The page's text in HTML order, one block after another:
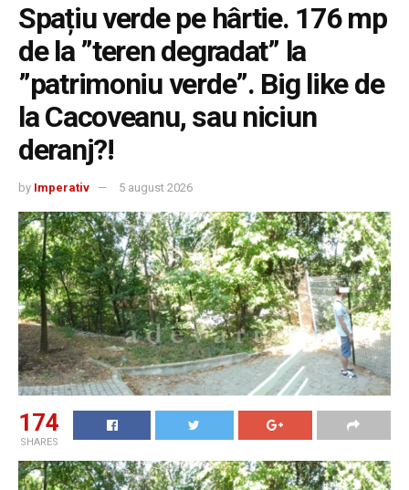
Spațiu verde pe hârtie. 176 mp
de la ”teren degradat” la
”patrimoniu verde”. Big like de
la Cacoveanu, sau niciun
deranj?!
by Imperativ 5 august 2026
174
SHARES